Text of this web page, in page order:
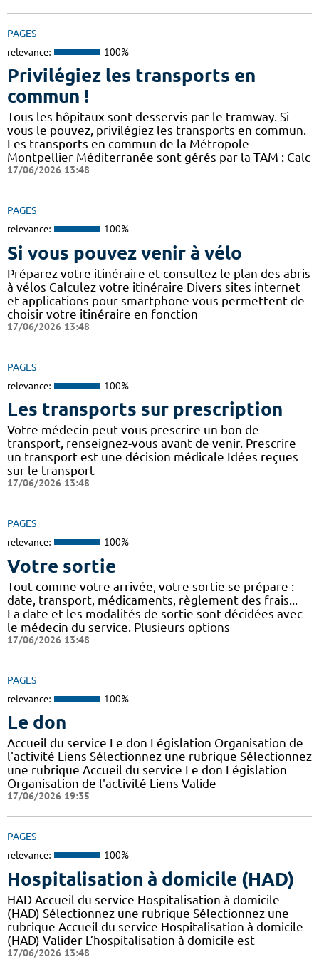
PAGES
relevance: 100%
Privilégiez les transports en
commun !
Tous les hôpitaux sont desservis par le tramway. Si
vous le pouvez, privilégiez les transports en commun.
Les transports en commun de la Métropole
Montpellier Méditerranée sont gérés par la TAM : Calc
17/06/2026 13:48
PAGES
relevance: 100%
Si vous pouvez venir à vélo
Préparez votre itinéraire et consultez le plan des abris
à vélos Calculez votre itinéraire Divers sites internet
et applications pour smartphone vous permettent de
choisir votre itinéraire en fonction
17/06/2026 13:48
PAGES
relevance: 100%
Les transports sur prescription
Votre médecin peut vous prescrire un bon de
transport, renseignez-vous avant de venir. Prescrire
un transport est une décision médicale Idées reçues
sur le transport
17/06/2026 13:48
PAGES
relevance: 100%
Votre sortie
Tout comme votre arrivée, votre sortie se prépare :
date, transport, médicaments, règlement des frais...
La date et les modalités de sortie sont décidées avec
le médecin du service. Plusieurs options
17/06/2026 13:48
PAGES
relevance: 100%
Le don
Accueil du service Le don Législation Organisation de
l'activité Liens Sélectionnez une rubrique Sélectionnez
une rubrique Accueil du service Le don Législation
Organisation de l'activité Liens Valide
17/06/2026 19:35
PAGES
relevance: 100%
Hospitalisation à domicile (HAD)
HAD Accueil du service Hospitalisation à domicile
(HAD) Sélectionnez une rubrique Sélectionnez une
rubrique Accueil du service Hospitalisation à domicile
(HAD) Valider L’hospitalisation à domicile est
17/06/2026 13:48